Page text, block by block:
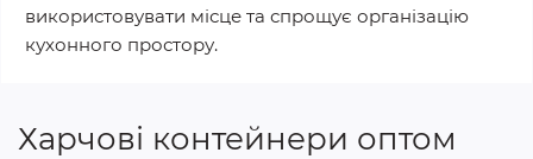
використовувати місце та спрощує організацію
кухонного простору.
Харчові контейнери оптом